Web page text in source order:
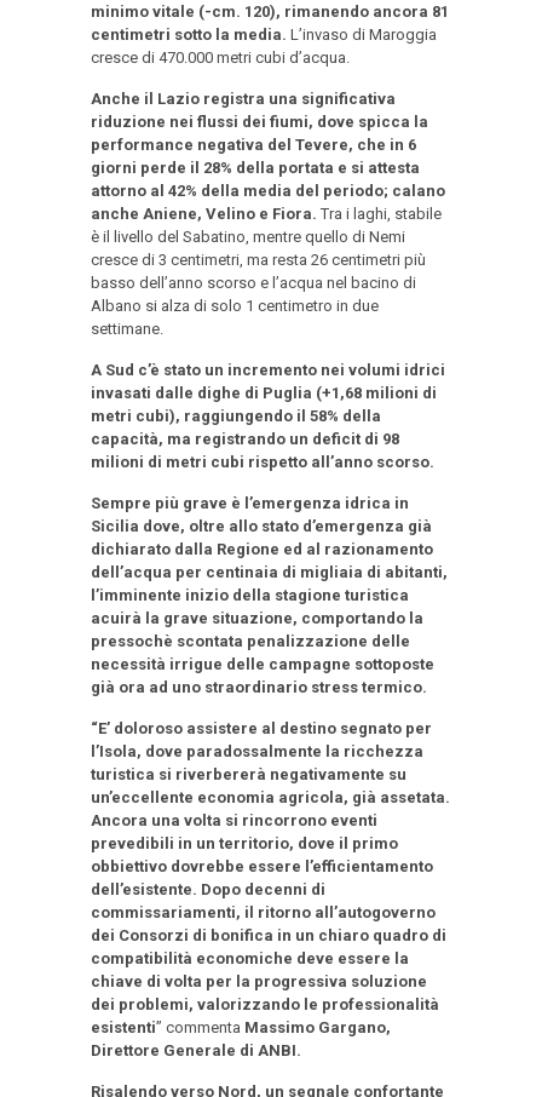
minimo vitale (-cm. 120), rimanendo ancora 81
centimetri sotto la media. L’invaso di Maroggia
cresce di 470.000 metri cubi d’acqua.
Anche il Lazio registra una significativa
riduzione nei flussi dei fiumi, dove spicca la
performance negativa del Tevere, che in 6
giorni perde il 28% della portata e si attesta
attorno al 42% della media del periodo; calano
anche Aniene, Velino e Fiora. Tra i laghi, stabile
è il livello del Sabatino, mentre quello di Nemi
cresce di 3 centimetri, ma resta 26 centimetri più
basso dell’anno scorso e l’acqua nel bacino di
Albano si alza di solo 1 centimetro in due
settimane.
A Sud c’è stato un incremento nei volumi idrici
invasati dalle dighe di Puglia (+1,68 milioni di
metri cubi), raggiungendo il 58% della
capacità, ma registrando un deficit di 98
milioni di metri cubi rispetto all’anno scorso.
Sempre più grave è l’emergenza idrica in
Sicilia dove, oltre allo stato d’emergenza già
dichiarato dalla Regione ed al razionamento
dell’acqua per centinaia di migliaia di abitanti,
l’imminente inizio della stagione turistica
acuirà la grave situazione, comportando la
pressochè scontata penalizzazione delle
necessità irrigue delle campagne sottoposte
già ora ad uno straordinario stress termico.
“E’ doloroso assistere al destino segnato per
l’Isola, dove paradossalmente la ricchezza
turistica si riverbererà negativamente su
un’eccellente economia agricola, già assetata.
Ancora una volta si rincorrono eventi
prevedibili in un territorio, dove il primo
obbiettivo dovrebbe essere l’efficientamento
dell’esistente. Dopo decenni di
commissariamenti, il ritorno all’autogoverno
dei Consorzi di bonifica in un chiaro quadro di
compatibilità economiche deve essere la
chiave di volta per la progressiva soluzione
dei problemi, valorizzando le professionalità
esistenti” commenta Massimo Gargano,
Direttore Generale di ANBI.
Risalendo verso Nord, un segnale confortante